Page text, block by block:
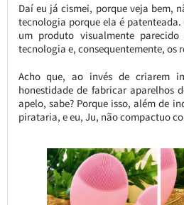
Daí eu já cismei, porque veja bem,
tecnologia porque ela é
um produto visualmente
tecnologia e, consequentemente, os
Acho que, ao invés de criarem
honestidade de fabricar aparelhos
apelo, sabe? Porque isso, além de
pirataria, e eu, Ju, não compactuo